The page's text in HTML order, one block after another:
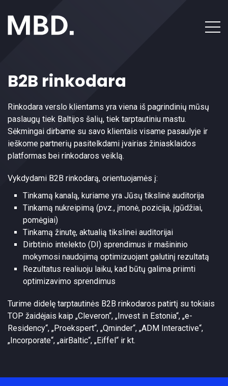
Programmatic RTB
Skaitmeninės rinkodaros strategija ir auditas
Prisijunk
Kontaktai
B2B rinkodara
Rinkodara verslo klientams yra viena iš pagrindinių mūsų
paslaugų tiek Baltijos šalių, tiek tarptautiniu mastu.
Sėkmingai dirbame su savo klientais visame pasaulyje ir
ieškome partnerių pasitelkdami įvairias žiniasklaidos
platformas bei rinkodaros veiklą.
Vykdydami B2B rinkodarą, orientuojamės į:
Tinkamą kanalą, kuriame yra Jūsų tikslinė auditorija
Tinkamą nukreipimą (pvz., įmonė, pozicija, įgūdžiai,
pomėgiai)
Tinkamą žinutę, aktualią tikslinei auditorijai
Dirbtinio intelekto (DI) sprendimus ir mašininio
mokymosi naudojimą optimizuojant galutinį rezultatą
Rezultatus realiuoju laiku, kad būtų galima priimti
optimizavimo sprendimus
Turime didelę tarptautinės B2B rinkodaros patirtį su tokiais
TOP žaidėjais kaip „Cleveron“, „Invest in Estonia“, „e-
Residency“, „Proekspert“, „Qminder“, „ADM Interactive“,
„Incorporate“, „airBaltic“, „Eiffel“ ir kt.